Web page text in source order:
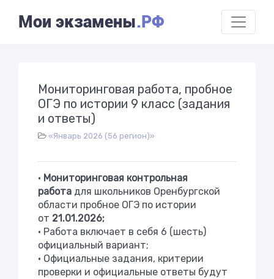
Мои экзамены.РФ
Мониторинговая работа, пробное
ОГЭ по истории 9 класс (задания
и ответы)
«Январь 2026 (56 регион)»
• Мониторинговая контрольная
работа для школьников Оренбургской
области пробное ОГЭ по истории
от 21.01.2026;
• Работа включает в себя 6 (шесть)
официальный вариант;
• Официальные задания, критерии
проверки и официальные ответы будут